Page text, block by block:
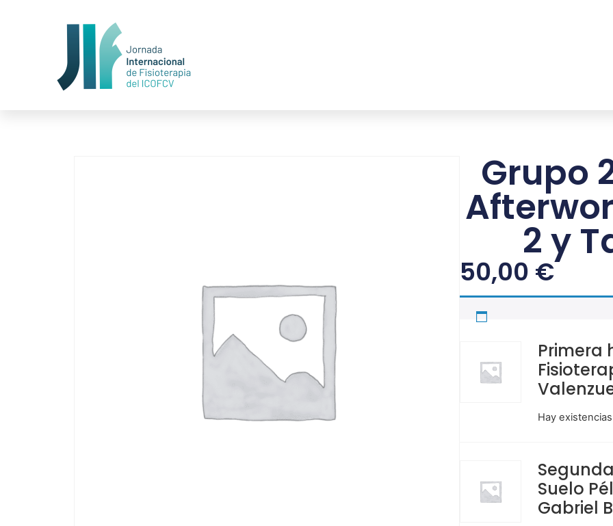
Grupo
2 y
50,00 €
Primera
Hay existencias
Suelo
Gabriel